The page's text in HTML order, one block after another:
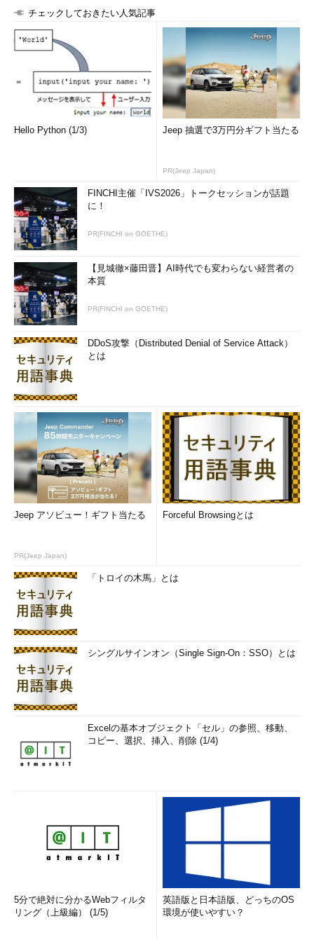
チェックしておきたい人気記事
Hello Python (1/3) Jeep 抽選で3万円分ギフト当たる
PR(Jeep Japan)
FINCHI主催「IVS2026」トークセッションが話題
に！
PR(FINCHI on GOETHE)
【見城徹×藤田晋】AI時代でも変わらない経営者の
本質
PR(FINCHI on GOETHE)
DDoS攻撃（Distributed Denial of Service Attack）
とは
Jeep アソビュー！ギフト当たる
PR(Jeep Japan)
Forceful Browsingとは
「トロイの木馬」とは
シングルサインオン（Single Sign-On：SSO）とは
Excelの基本オブジェクト「セル」の参照、移動、
コピー、選択、挿入、削除 (1/4)
5分で絶対に分かるWebフィルタ
リング（上級編） (1/5)
英語版と日本語版、どっちのOS
環境が使いやすい？